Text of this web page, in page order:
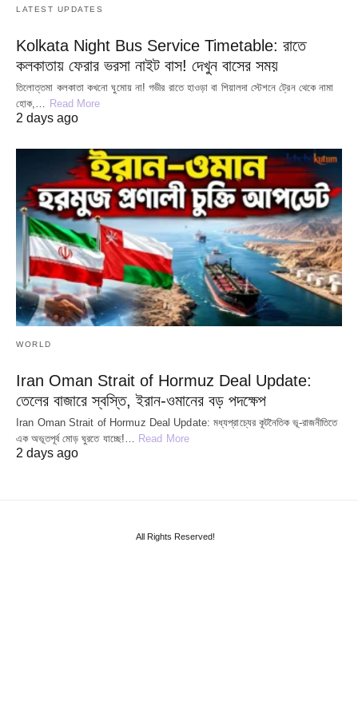
LATEST UPDATES
Kolkata Night Bus Service Timetable: রাতে
কলকাতায় ফেরার ভরসা নাইট বাস! দেখুন বাসের সময়
তিলোত্তমা কলকাতা কখনো ঘুমোয় না! গভীর রাতে হাওড়া বা শিয়ালদা স্টেশনে ট্রেন থেকে নামা
হোক,…
Read More
2 days ago
WORLD
Iran Oman Strait of Hormuz Deal Update:
তেলের বাজারে স্বস্তি, ইরান-ওমানের বড় পদক্ষেপ
Iran Oman Strait of Hormuz Deal Update: মধ্যপ্রাচ্যের কূটনৈতিক ভূ-রাজনীতিতে
এক অভূতপূর্ব মোড় ঘুরতে যাচ্ছে!… Read More
2 days ago
All Rights Reserved!